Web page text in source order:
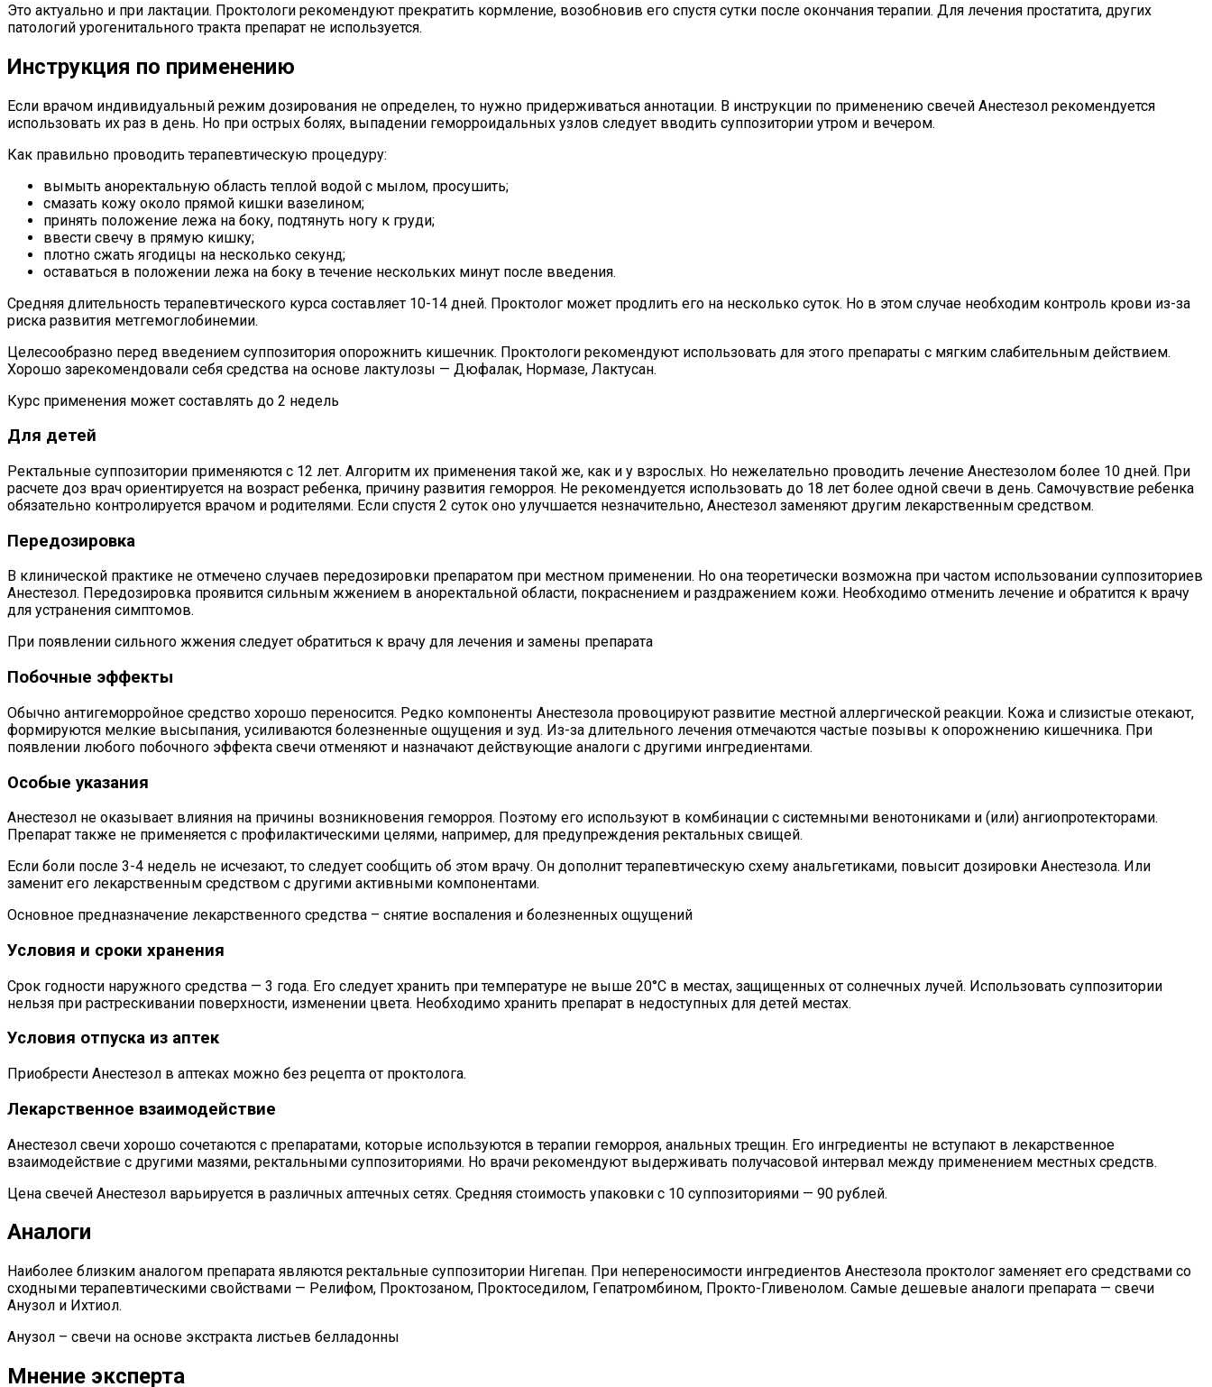
Это актуально и при лактации. Проктологи рекомендуют прекратить кормление, возобновив его спустя сутки после окончания терапии. Для лечения простатита, других
патологий урогенитального тракта препарат не используется.
Инструкция по применению
Если врачом индивидуальный режим дозирования не определен, то нужно придерживаться аннотации. В инструкции по применению свечей Анестезол рекомендуется
использовать их раз в день. Но при острых болях, выпадении геморроидальных узлов следует вводить суппозитории утром и вечером.
Как правильно проводить терапевтическую процедуру:
вымыть аноректальную область теплой водой с мылом, просушить;
смазать кожу около прямой кишки вазелином;
принять положение лежа на боку, подтянуть ногу к груди;
ввести свечу в прямую кишку;
плотно сжать ягодицы на несколько секунд;
оставаться в положении лежа на боку в течение нескольких минут после введения.
Средняя длительность терапевтического курса составляет 10-14 дней. Проктолог может продлить его на несколько суток. Но в этом случае необходим контроль крови из-за
риска развития метгемоглобинемии.
Целесообразно перед введением суппозитория опорожнить кишечник. Проктологи рекомендуют использовать для этого препараты с мягким слабительным действием.
Хорошо зарекомендовали себя средства на основе лактулозы — Дюфалак, Нормазе, Лактусан.
Курс применения может составлять до 2 недель
Для детей
Ректальные суппозитории применяются с 12 лет. Алгоритм их применения такой же, как и у взрослых. Но нежелательно проводить лечение Анестезолом более 10 дней. При
расчете доз врач ориентируется на возраст ребенка, причину развития геморроя. Не рекомендуется использовать до 18 лет более одной свечи в день. Самочувствие ребенка
обязательно контролируется врачом и родителями. Если спустя 2 суток оно улучшается незначительно, Анестезол заменяют другим лекарственным средством.
Передозировка
В клинической практике не отмечено случаев передозировки препаратом при местном применении. Но она теоретически возможна при частом использовании суппозиториев
Анестезол. Передозировка проявится сильным жжением в аноректальной области, покраснением и раздражением кожи. Необходимо отменить лечение и обратится к врачу
для устранения симптомов.
При появлении сильного жжения следует обратиться к врачу для лечения и замены препарата
Побочные эффекты
Обычно антигеморройное средство хорошо переносится. Редко компоненты Анестезола провоцируют развитие местной аллергической реакции. Кожа и слизистые отекают,
формируются мелкие высыпания, усиливаются болезненные ощущения и зуд. Из-за длительного лечения отмечаются частые позывы к опорожнению кишечника. При
появлении любого побочного эффекта свечи отменяют и назначают действующие аналоги с другими ингредиентами.
Особые указания
Анестезол не оказывает влияния на причины возникновения геморроя. Поэтому его используют в комбинации с системными венотониками и (или) ангиопротекторами.
Препарат также не применяется с профилактическими целями, например, для предупреждения ректальных свищей.
Если боли после 3-4 недель не исчезают, то следует сообщить об этом врачу. Он дополнит терапевтическую схему анальгетиками, повысит дозировки Анестезола. Или
заменит его лекарственным средством с другими активными компонентами.
Основное предназначение лекарственного средства – снятие воспаления и болезненных ощущений
Условия и сроки хранения
Срок годности наружного средства — 3 года. Его следует хранить при температуре не выше 20°C в местах, защищенных от солнечных лучей. Использовать суппозитории
нельзя при растрескивании поверхности, изменении цвета. Необходимо хранить препарат в недоступных для детей местах.
Условия отпуска из аптек
Приобрести Анестезол в аптеках можно без рецепта от проктолога.
Лекарственное взаимодействие
Анестезол свечи хорошо сочетаются с препаратами, которые используются в терапии геморроя, анальных трещин. Его ингредиенты не вступают в лекарственное
взаимодействие с другими мазями, ректальными суппозиториями. Но врачи рекомендуют выдерживать получасовой интервал между применением местных средств.
Цена свечей Анестезол варьируется в различных аптечных сетях. Средняя стоимость упаковки с 10 суппозиториями — 90 рублей.
Аналоги
Наиболее близким аналогом препарата являются ректальные суппозитории Нигепан. При непереносимости ингредиентов Анестезола проктолог заменяет его средствами со
сходными терапевтическими свойствами — Релифом, Проктозаном, Проктоседилом, Гепатромбином, Прокто-Гливенолом. Самые дешевые аналоги препарата — свечи
Анузол и Ихтиол.
Анузол – свечи на основе экстракта листьев белладонны
Мнение эксперта